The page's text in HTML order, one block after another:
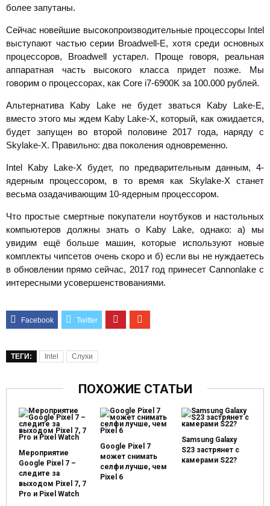
более запутаны.
Сейчас новейшие высокопроизводительные процессоры Intel
выступают частью серии Broadwell-E, хотя среди основных
процессоров, Broadwell устарел. Проще говоря, реальная
аппаратная часть высокого класса придет позже. Мы
говорим о процессорах, как Core i7-6900K за 100.000 рублей.
Альтернатива Kaby Lake не будет зваться Kaby Lake-E,
вместо этого мы ждем Kaby Lake-X, который, как ожидается,
будет запущен во второй половине 2017 года, наряду с
Skylake-X. Правильно: два поколения одновременно.
Intel Kaby Lake-X будет, по предварительным данным, 4-
ядерным процессором, в то время как Skylake-X станет
весьма озадачивающим 10-ядерным процессором.
Что простые смертные покупатели ноутбуков и настольных
компьютеров должны знать о Kaby Lake, однако: а) мы
увидим ещё больше машин, которые используют новые
комплекты чипсетов очень скоро и б) если вы не нуждаетесь
в обновлении прямо сейчас, 2017 год принесет Cannonlake с
интересными усовершенствованиями.
ТЕГИ: Intel Слухи
ПОХОЖИЕ СТАТЬИ
Мероприятие
Google Pixel 7 –
следите за
выходом Pixel 7, 7
Pro и Pixel Watch
Google Pixel 7
может снимать
селфи лучше, чем
Pixel 6
Samsung Galaxy
S23 застрянет с
камерами S22?